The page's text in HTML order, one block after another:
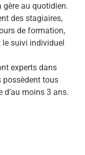
au quotidien.
des stagiaires,
de formation,
le suivi individuel
experts dans
possèdent tous
d’au moins 3 ans.